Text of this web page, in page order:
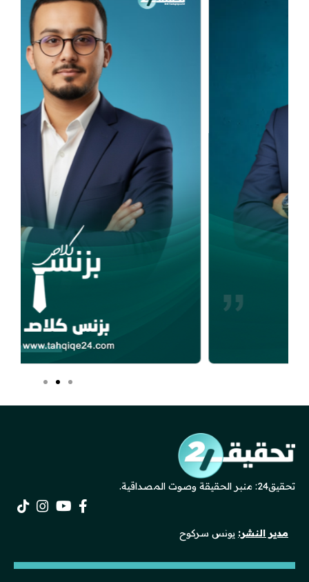
تحقيق24: منبر الحقيقة وصوت المصداقية.
مدير النشر: يونس سركوح